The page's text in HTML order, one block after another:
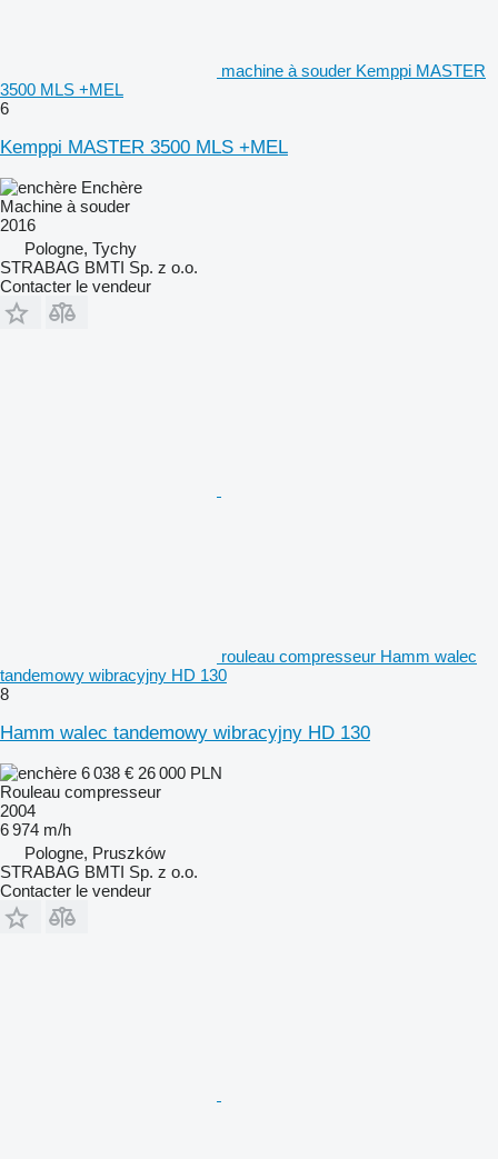
machine à souder Kemppi MASTER
3500 MLS +MEL
6
Kemppi MASTER 3500 MLS +MEL
Enchère
Machine à souder
2016
Pologne, Tychy
STRABAG BMTI Sp. z o.o.
Contacter le vendeur
rouleau compresseur Hamm walec
tandemowy wibracyjny HD 130
8
Hamm walec tandemowy wibracyjny HD 130
6 038 € 26 000 PLN
Rouleau compresseur
2004
6 974 m/h
Pologne, Pruszków
STRABAG BMTI Sp. z o.o.
Contacter le vendeur